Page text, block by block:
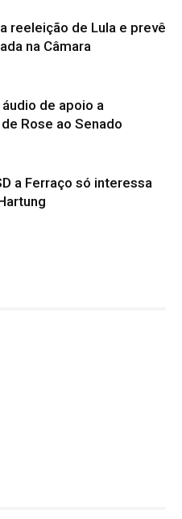
reeleição de Lula e prevê
na Câmara
de apoio a
Rose ao Senado
a Ferraço só interessa